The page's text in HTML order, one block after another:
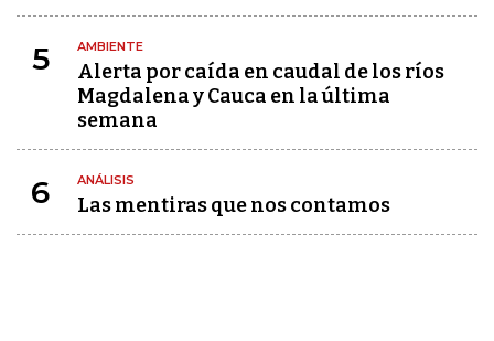
5 AMBIENTE
Alerta por caída en caudal de los ríos
Magdalena y Cauca en la última
semana
6 ANÁLISIS
Las mentiras que nos contamos